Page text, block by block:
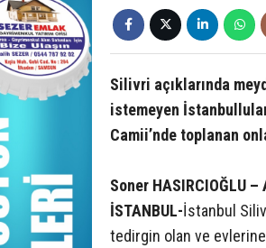
Silivri açıklarında
istemeyen
Camii’nde toplanan
Soner HASIRCIOĞLU –
İSTANBUL-İstanbul
tedirgin olan ve